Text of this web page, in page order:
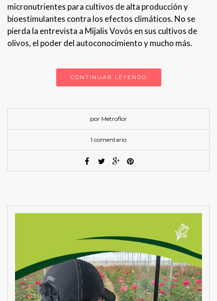
micronutrientes para cultivos de alta producción y
bioestimulantes contra los efectos climáticos. No se
pierda la entrevista a Mijalis Vovós en sus cultivos de
olivos, el poder del autoconocimiento y mucho más.
CONTINUAR LEYENDO
por Metroflor
1 comentario